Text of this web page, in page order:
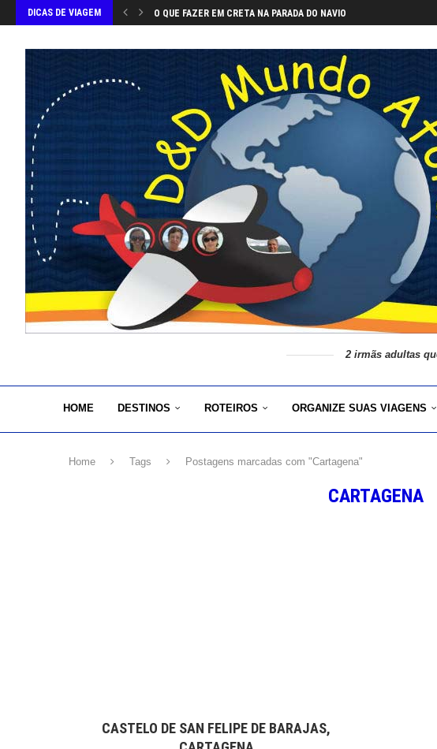
DICAS DE VIAGEM O QUE FAZER EM CRETA NA PARADA DO NAVIO
2 irmãs adultas
HOME DESTINOS ROTEIROS ORGANIZE SUAS VIAGENS
Home Tags Postagens marcadas com "Cartagena"
CARTAGENA
CASTELO DE SAN FELIPE DE BARAJAS,